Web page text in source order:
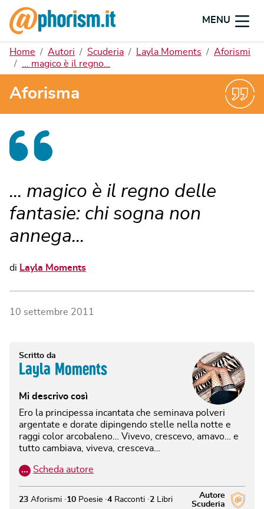
MENU
Home Autori Scuderia Layla Moments
Aforismi
... magico è il regno…
Aforisma
... magico è il regno delle
fantasie: chi sogna non
annega...
di Layla Moments
10 settembre 2011
Scritto da
Layla Moments
Mi descrivo così
Ero la principessa incantata che seminava polveri
argentate e dorate dipingendo stelle nella notte e
raggi color arcobaleno… Vivevo, crescevo, amavo… e
tutto cambiava, viveva, cresceva…
… Scheda autore
Autore
Scuderia
23 Aforismi 10 Poesie 4 Racconti 2 Libri